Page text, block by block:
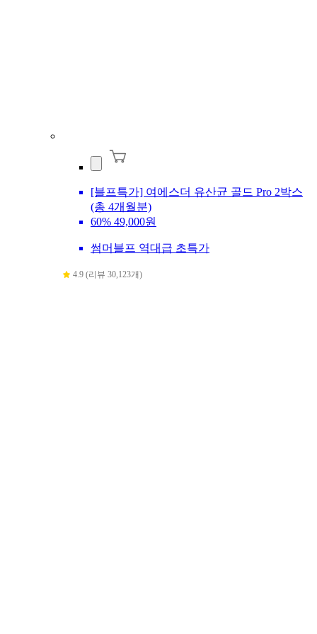
[블프특가] 여에스더 유산균 골드 Pro 2박스
(총 4개월분)
60% 49,000원
썸머블프 역대급 초특가
4.9 (리뷰 30,123개)